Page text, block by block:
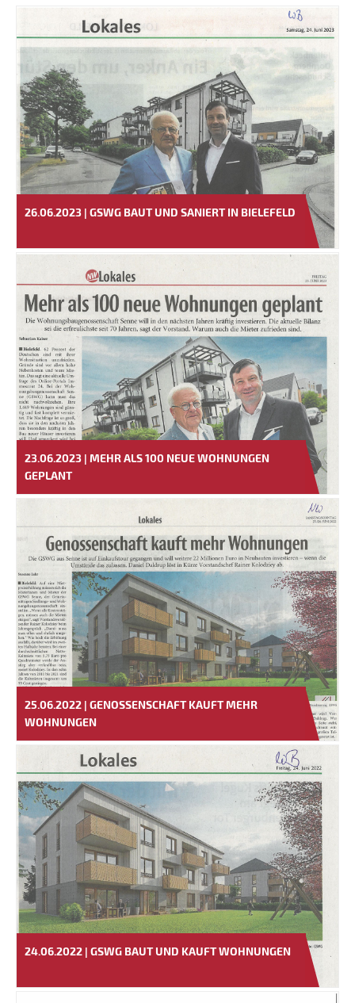
26.06.2023 | GSWG BAUT UND SANIERT IN BIELEFELD
23.06.2023 | MEHR ALS 100 NEUE WOHNUNGEN
GEPLANT
25.06.2022 | GENOSSENSCHAFT KAUFT MEHR
WOHNUNGEN
24.06.2022 | GSWG BAUT UND KAUFT WOHNUNGEN